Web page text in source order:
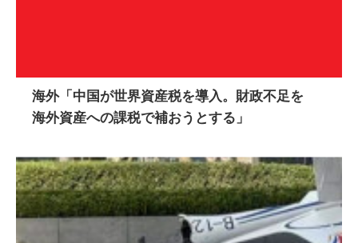
海外「中国が世界資産税を導入。財政不足を
海外資産への課税で補おうとする」